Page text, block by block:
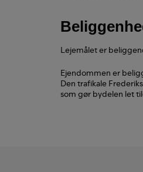
Lejemålet er
Ejendommen er
Den trafikale
som gør bydelen let